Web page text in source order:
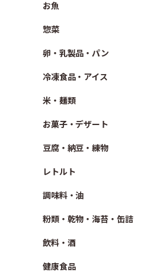
お魚
惣菜
卵・乳製品・パン
冷凍食品・アイス
米・麺類
お菓子・デザート
豆腐・納豆・練物
レトルト
調味料・油
粉類・乾物・海苔・缶詰
飲料・酒
健康食品